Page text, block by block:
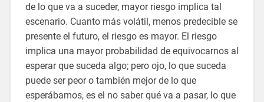
de lo que va a suceder, mayor riesgo implica tal
escenario. Cuanto más volátil, menos predecible se
presente el futuro, el riesgo es mayor. El riesgo
implica una mayor probabilidad de equivocarnos al
esperar que suceda algo; pero ojo, lo que suceda
puede ser peor o también mejor de lo que
esperábamos, es el no saber qué va a pasar, lo que